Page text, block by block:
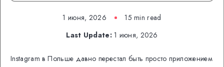
1 июня, 2026
15 min read
Last Update:1 июня, 2026
Instagram в Польше давно перестал быть просто приложением